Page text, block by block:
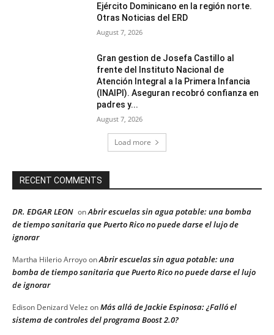
Ejército Dominicano en la región norte.
Otras Noticias del ERD
August 7, 2026
Gran gestion de Josefa Castillo al
frente del Instituto Nacional de
Atención Integral a la Primera Infancia
(INAIPI). Aseguran recobró confianza en
padres y...
August 7, 2026
Load more
RECENT COMMENTS
DR. EDGAR LEON onAbrir escuelas sin agua potable: una bomba
de tiempo sanitaria que Puerto Rico no puede darse el lujo de
ignorar
Martha Hilerio ArroyoonAbrir escuelas sin agua potable: una
bomba de tiempo sanitaria que Puerto Rico no puede darse el lujo
de ignorar
Edison Denizard Velez onMás allá de Jackie Espinosa: ¿Falló el
sistema de controles del programa Boost 2.0?